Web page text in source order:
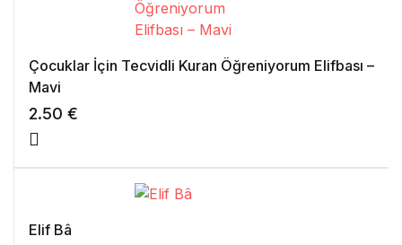
Çocuklar İçin Tecvidli Kuran Öğreniyorum Elifbası –
Mavi
2.50 €
Elif Bâ